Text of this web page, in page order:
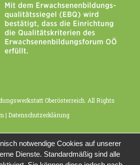
Oberösterreich. All Rights
| Datenschutzerklärung
notwendige Cookies auf unserer
Dienste. Standardmäßig sind alle